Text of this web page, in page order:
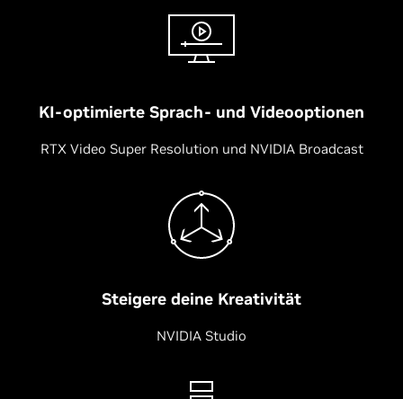
KI-optimierte Sprach- und Videooptionen
RTX Video Super Resolution und NVIDIA Broadcast
Steigere deine Kreativität
NVIDIA Studio